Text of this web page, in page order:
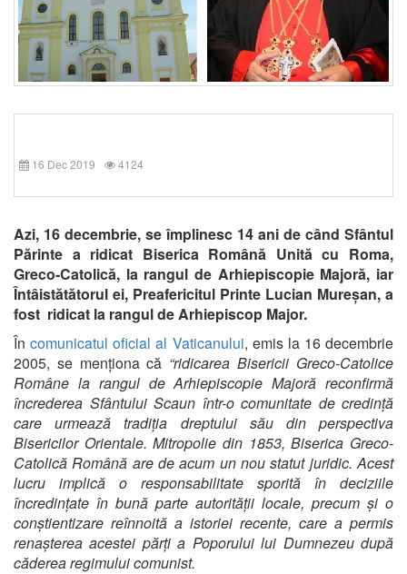
16 Dec 2019 4124
Azi, 16 decembrie, se împlinesc 14 ani de când Sfântul
Părinte a ridicat Biserica Română Unită cu Roma,
Greco-Catolică, la rangul de Arhiepiscopie Majoră, iar
Întâistătătorul ei, Preafericitul Printe Lucian Mureșan, a
fost ridicat la rangul de Arhiepiscop Major.
Încomunicatul oficial al Vaticanului, emis la 16 decembrie
2005, se menționa că “ridicarea Bisericii Greco-Catolice
Române la rangul de Arhiepiscopie Majoră reconfirmă
încrederea Sfântului Scaun într-o comunitate de credință
care urmează tradiția dreptului său din perspectiva
Bisericilor Orientale. Mitropolie din 1853, Biserica Greco-
Catolică Română are de acum un nou statut juridic. Acest
lucru implică o responsabilitate sporită în deciziile
încredințate în bună parte autorității locale, precum și o
conștientizare reînnoită a istoriei recente, care a permis
renașterea acestei părți a Poporului lui Dumnezeu după
căderea regimului comunist.